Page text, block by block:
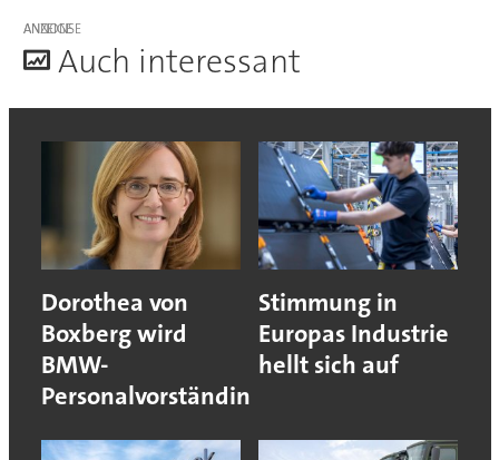
ANZEIGE
Auch interessant
Dorothea von
Boxberg wird
BMW-
Personalvorständin
Stimmung in
Europas Industrie
hellt sich auf